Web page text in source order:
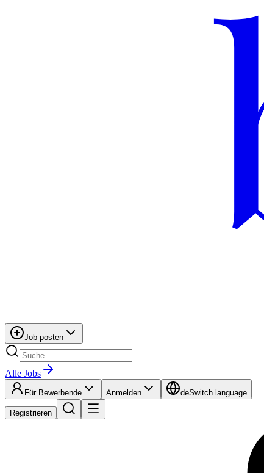
Job posten
Alle Jobs
Für Bewerbende Anmelden deSwitch language
Registrieren